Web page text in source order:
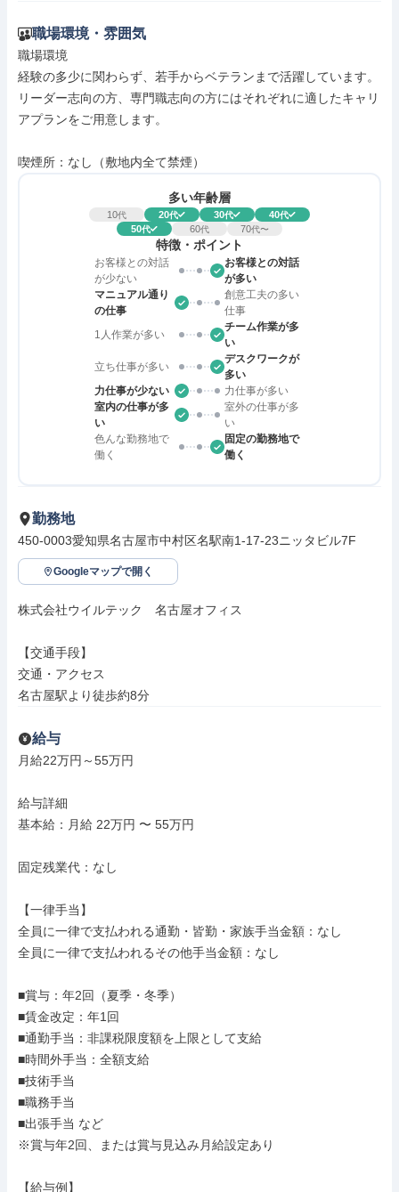
職場環境・雰囲気
職場環境
経験の多少に関わらず、若手からベテランまで活躍しています。
リーダー志向の方、専門職志向の方にはそれぞれに適したキャリ
アプランをご用意します。
喫煙所：なし（敷地内全て禁煙）
多い年齢層
10代 20代 30代 40代
50代 60代 70代〜
特徴・ポイント
お客様との対話
が少ない
お客様との対話
が多い
マニュアル通り
の仕事
創意工夫の多い
仕事
1人作業が多い
チーム作業が多
い
立ち仕事が多い
デスクワークが
多い
力仕事が少ない
力仕事が多い
室内の仕事が多
い
室外の仕事が多
い
色んな勤務地で
働く
固定の勤務地で
働く
勤務地
450-0003愛知県名古屋市中村区名駅南1-17-23ニッタビル7F
Googleマップで開く
株式会社ウイルテック　名古屋オフィス
【交通手段】
交通・アクセス
名古屋駅より徒歩約8分
給与
月給22万円～55万円
給与詳細
基本給：月給 22万円 〜 55万円
固定残業代：なし
【一律手当】
全員に一律で支払われる通勤・皆勤・家族手当金額：なし
全員に一律で支払われるその他手当金額：なし
■賞与：年2回（夏季・冬季）
■賃金改定：年1回
■通勤手当：非課税限度額を上限として支給
■時間外手当：全額支給
■技術手当
■職務手当
■出張手当 など
※賞与年2回、または賞与見込み月給設定あり
【給与例】